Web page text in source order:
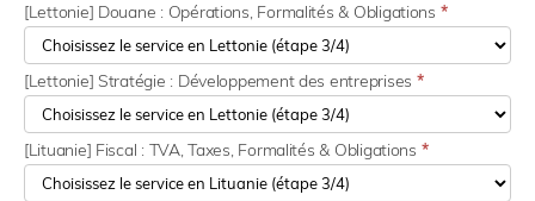
[Lettonie] Douane : Opérations, Formalités & Obligations *
[Lettonie] Stratégie : Développement des entreprises *
[Lituanie] Fiscal : TVA, Taxes, Formalités & Obligations *